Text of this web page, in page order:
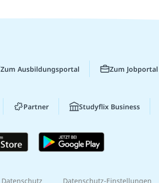
Zum Ausbildungsportal Zum Jobportal
Partner Studyflix Business
Datenschutz Datenschutz-Einstellungen